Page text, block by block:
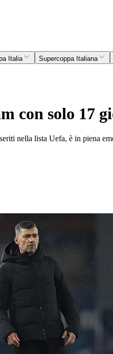
Italia Supercoppa Italiana
con solo 17
nella lista Uefa, è in piena